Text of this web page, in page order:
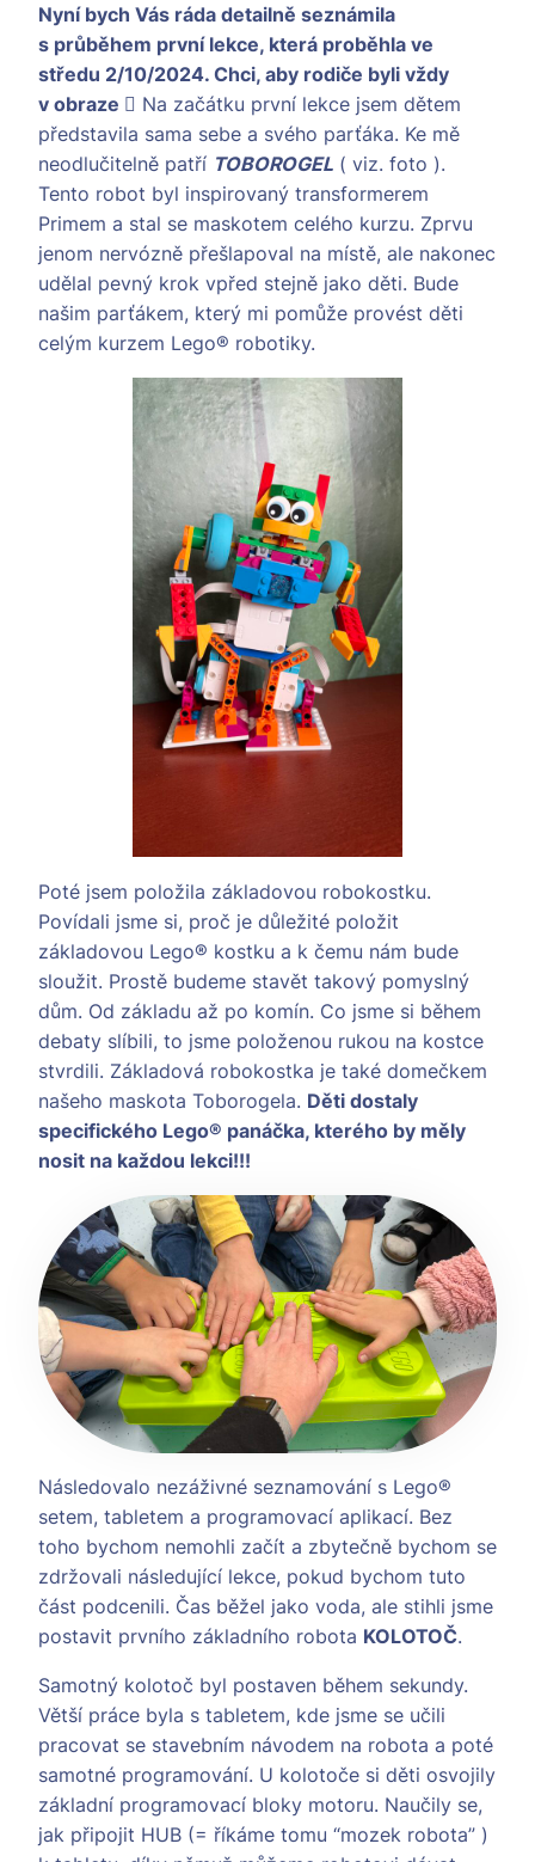
Nyní bych Vás ráda detailně seznámila
s průběhem první lekce, která proběhla ve
středu 2/10/2024. Chci, aby rodiče byli vždy
v obraze  Na začátku první lekce jsem dětem
představila sama sebe a svého parťáka. Ke mě
neodlučitelně patří TOBOROGEL ( viz. foto ).
Tento robot byl inspirovaný transformerem
Primem a stal se maskotem celého kurzu. Zprvu
jenom nervózně přešlapoval na místě, ale nakonec
udělal pevný krok vpřed stejně jako děti. Bude
našim parťákem, který mi pomůže provést děti
celým kurzem Lego® robotiky.
Poté jsem položila základovou robokostku.
Povídali jsme si, proč je důležité položit
základovou Lego® kostku a k čemu nám bude
sloužit. Prostě budeme stavět takový pomyslný
dům. Od základu až po komín. Co jsme si během
debaty slíbili, to jsme položenou rukou na kostce
stvrdili. Základová robokostka je také domečkem
našeho maskota Toborogela. Děti dostaly
specifického Lego® panáčka, kterého by měly
nosit na každou lekci!!!
Následovalo nezáživné seznamování s Lego®
setem, tabletem a programovací aplikací. Bez
toho bychom nemohli začít a zbytečně bychom se
zdržovali následující lekce, pokud bychom tuto
část podcenili. Čas běžel jako voda, ale stihli jsme
postavit prvního základního robota KOLOTOČ.
Samotný kolotoč byl postaven během sekundy.
Větší práce byla s tabletem, kde jsme se učili
pracovat se stavebním návodem na robota a poté
samotné programování. U kolotoče si děti osvojily
základní programovací bloky motoru. Naučily se,
jak připojit HUB (= říkáme tomu “mozek robota” )